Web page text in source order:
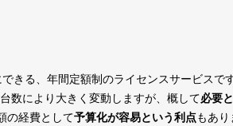
できる、年間定額制のライセンスサービスです
数により大きく変動しますが、概して必要
の経費として予算化が容易という利点もあり